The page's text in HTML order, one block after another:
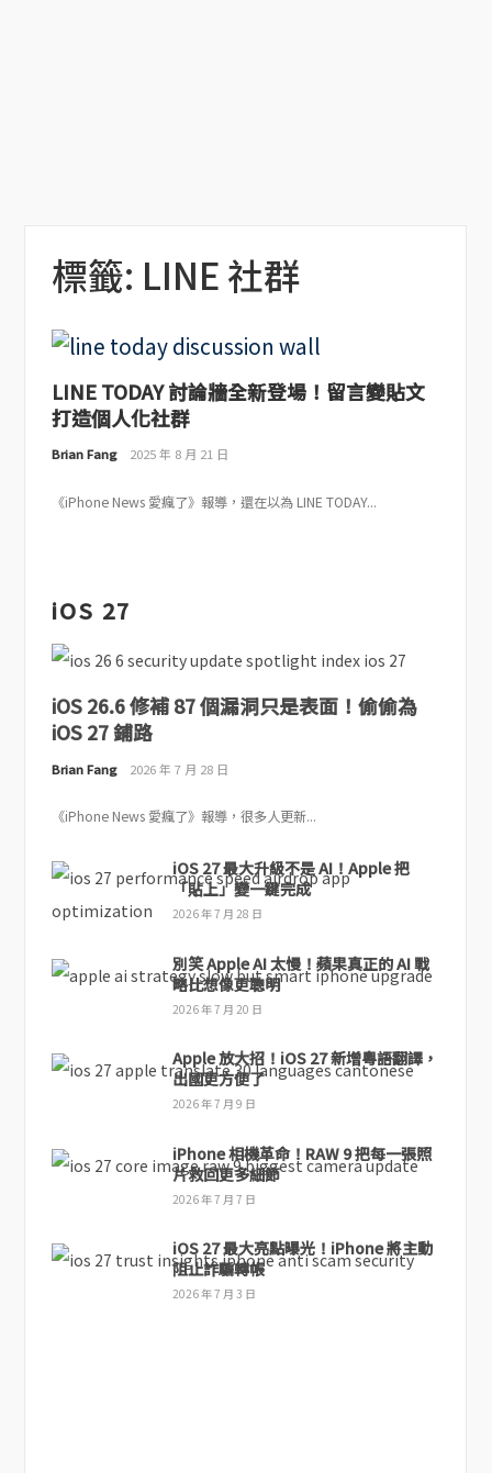
標籤: LINE 社群
LINE TODAY 討論牆全新登場！留言變貼文
打造個人化社群
Brian Fang 2025 年 8 月 21 日
《iPhone News 愛瘋了》報導，還在以為 LINE TODAY...
iOS 27
iOS 26.6 修補 87 個漏洞只是表面！偷偷為
iOS 27 鋪路
Brian Fang 2026 年 7 月 28 日
《iPhone News 愛瘋了》報導，很多人更新...
iOS 27 最大升級不是 AI！Apple 把
「貼上」變一鍵完成
2026 年 7 月 28 日
別笑 Apple AI 太慢！蘋果真正的 AI 戰
略比想像更聰明
2026 年 7 月 20 日
Apple 放大招！iOS 27 新增粵語翻譯，
出國更方便了
2026 年 7 月 9 日
iPhone 相機革命！RAW 9 把每一張照
片救回更多細節
2026 年 7 月 7 日
iOS 27 最大亮點曝光！iPhone 將主動
阻止詐騙轉帳
2026 年 7 月 3 日